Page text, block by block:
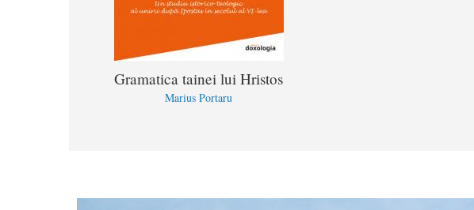
Gramatica tainei lui Hristos
Marius Portaru